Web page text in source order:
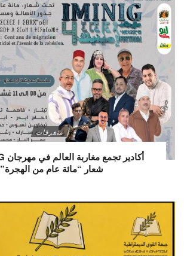
متفرقات
شعار “مائة عام من